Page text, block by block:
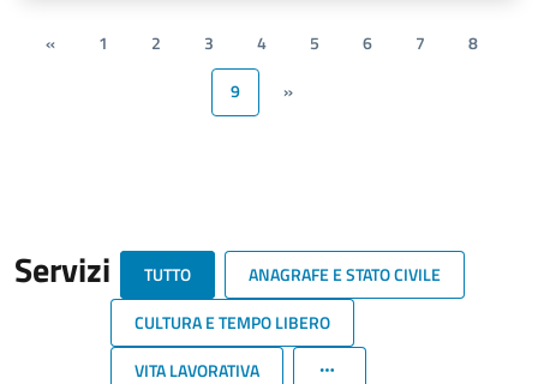
« 1 2 3 4 5 6 7
8
9
»
Servizi TUTTO
ANAGRAFE E STATO CIVILE
CULTURA E TEMPO LIBERO
VITA LAVORATIVA